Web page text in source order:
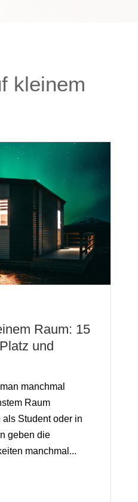
kleinem
Raum: 15
und
manchmal
Raum
Student oder in
geben die
manchmal...